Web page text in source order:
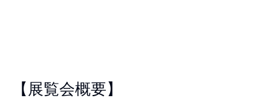
【展覧会概要】